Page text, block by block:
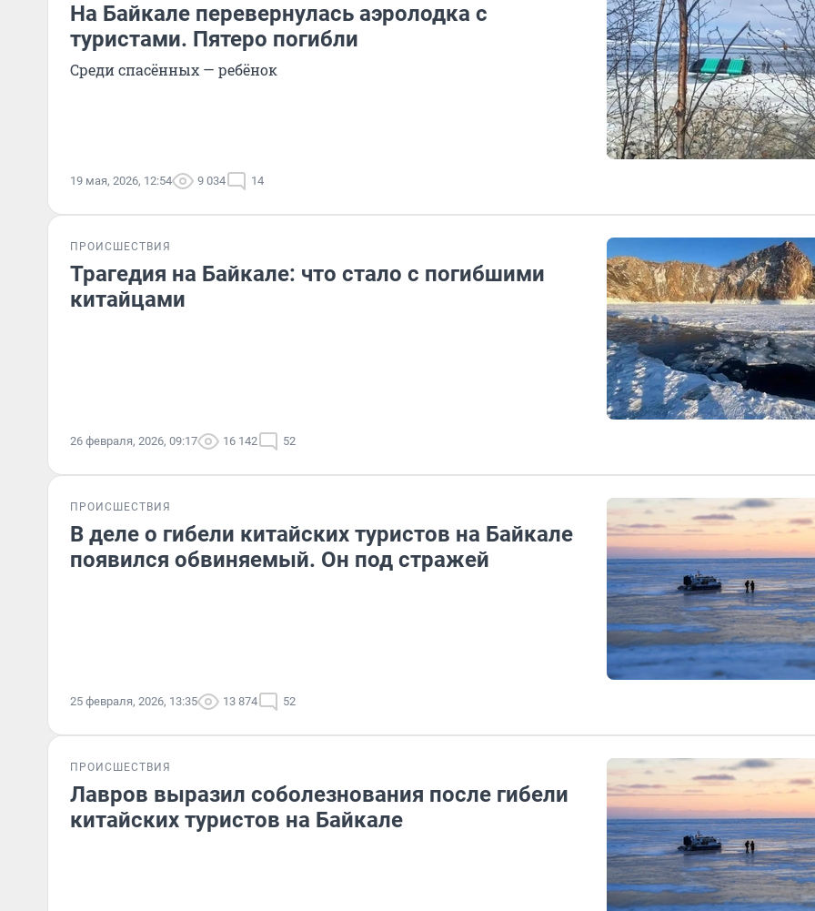
На Байкале перевернулась аэролодка с
туристами. Пятеро погибли
Среди спасённых — ребёнок
19 мая, 2026, 12:54 9 034 14
ПРОИСШЕСТВИЯ
Трагедия на Байкале: что стало с погибшими
китайцами
26 февраля, 2026, 09:17 16 142 52
ПРОИСШЕСТВИЯ
В деле о гибели китайских туристов на Байкале
появился обвиняемый. Он под стражей
25 февраля, 2026, 13:35 13 874 52
ПРОИСШЕСТВИЯ
Лавров выразил соболезнования после гибели
китайских туристов на Байкале